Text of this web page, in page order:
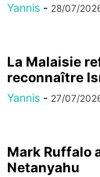
Yannis - 28/07/
La Malaisie
reconnaître
Yannis - 27/07/
Mark Ruffalo
Netanyahu